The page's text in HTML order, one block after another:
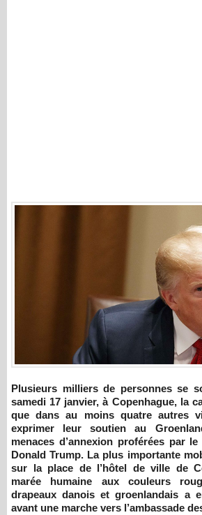
Plusieurs milliers de personnes se sont rassemblées, ce
samedi 17 janvier, à Copenhague, la
que dans au moins quatre autres
exprimer leur soutien au
menaces d’annexion proférées par
Donald Trump. La plus importante
sur la place de l’hôtel de ville de
marée humaine aux couleurs
drapeaux danois et groenlandais a
avant une marche vers l’ambassade